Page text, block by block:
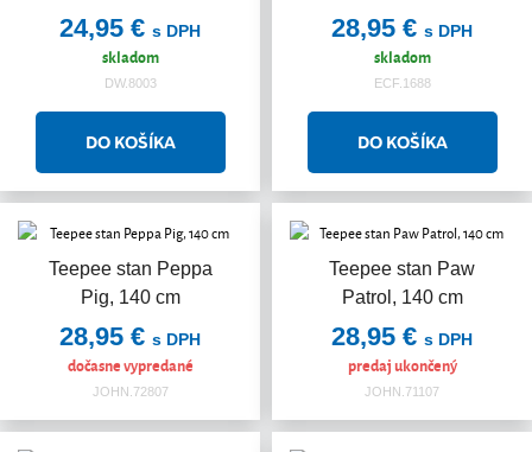
24,95 € s DPH
skladom
DW.8003
28,95 € s DPH
skladom
ECF.1688
Teepee stan Peppa
Pig, 140 cm
28,95 € s DPH
dočasne vypredané
JOHN.72807
Teepee stan Paw
Patrol, 140 cm
28,95 € s DPH
predaj ukončený
JOHN.71107